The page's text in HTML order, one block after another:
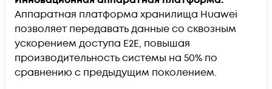
Аппаратная платформа хранилища Huawei
позволяет передавать данные со сквозным
ускорением доступа E2E, повышая
производительность системы на 50% по
сравнению с предыдущим поколением.